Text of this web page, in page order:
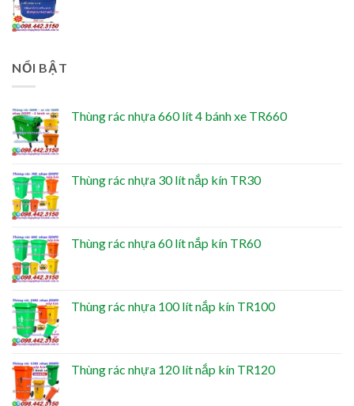
NỔI BẬT
Thùng rác nhựa 660 lít 4 bánh xe TR660
Thùng rác nhựa 30 lít nắp kín TR30
Thùng rác nhựa 60 lít nắp kín TR60
Thùng rác nhựa 100 lít nắp kín TR100
Thùng rác nhựa 120 lít nắp kín TR120